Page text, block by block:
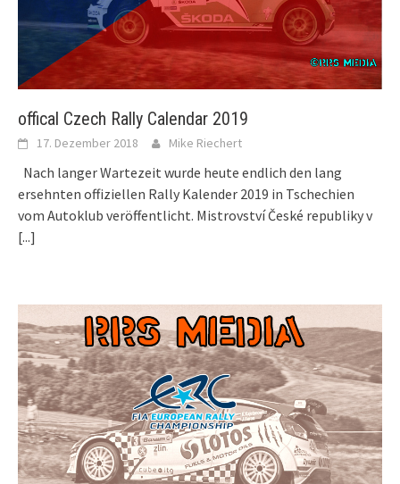
offical Czech Rally Calendar 2019
17. Dezember 2018 Mike Riechert
Nach langer Wartezeit wurde heute endlich den lang
ersehnten offiziellen Rally Kalender 2019 in Tschechien
vom Autoklub veröffentlicht. Mistrovství České republiky v
[...]